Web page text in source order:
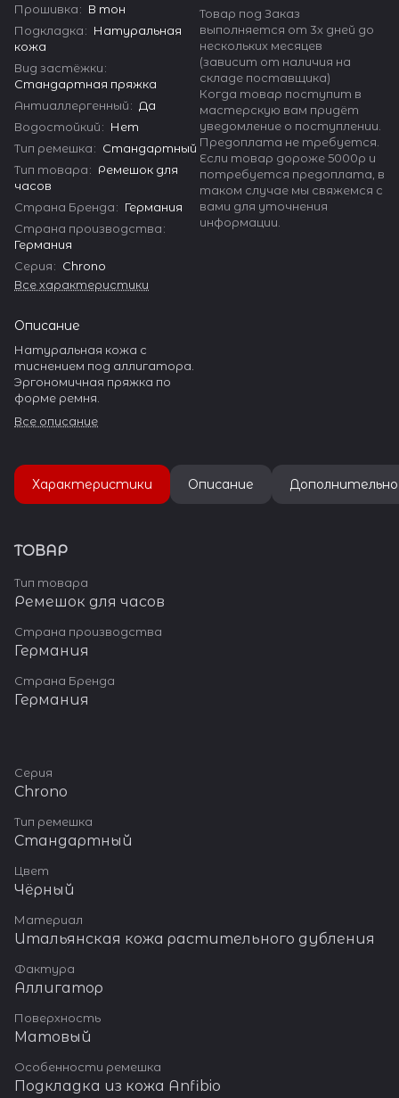
Прошивка: В тон
Подкладка: Натуральная
кожа
Вид застёжки:
Стандартная пряжка
Антиаллергенный: Да
Водостойкий: Нет
Тип ремешка: Стандартный
Тип товара: Ремешок для
часов
Страна Бренда: Германия
Страна производства:
Германия
Серия: Chrono
Все характеристики
Описание
Натуральная кожа с
тиснением под аллигатора.
Эргономичная пряжка по
форме ремня.
Все описание
Товар под Заказ
выполняется от 3х дней до
нескольких месяцев
(зависит от наличия на
складе поставщика)
Когда товар поступит в
мастерскую вам придёт
уведомление о поступлении.
Предоплата не требуется.
Если товар дороже 5000р и
потребуется предоплата, в
таком случае мы свяжемся с
вами для уточнения
информации.
Характеристики Описание Дополнительно
ТОВАР
Тип товара
Ремешок для часов
Страна производства
Германия
Страна Бренда
Германия
Серия
Chrono
Тип ремешка
Стандартный
Цвет
Чёрный
Материал
Итальянская кожа растительного дубления
Фактура
Аллигатор
Поверхность
Матовый
Особенности ремешка
Подкладка из кожа Anfibio